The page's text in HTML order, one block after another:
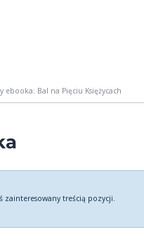
ebooka: Bal na Pięciu Księżycach
zainteresowany treścią pozycji.